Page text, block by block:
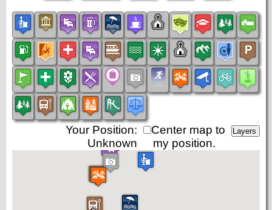
Center map to
my position.
Your Position:
Unknown